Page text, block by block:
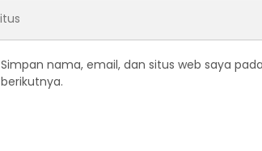
Simpan nama, email, dan situs web saya
berikutnya.